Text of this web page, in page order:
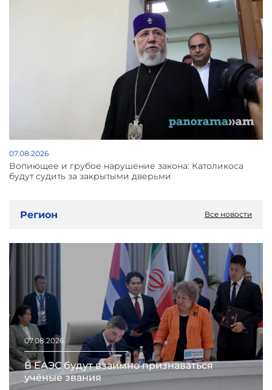
07.08.2026
Вопиющее и грубое нарушение закона: Католикоса
будут судить за закрытыми дверьми
Регион Все новости
07.08.2026
В ЕАЭС будут взаимно признаваться
учёные звания